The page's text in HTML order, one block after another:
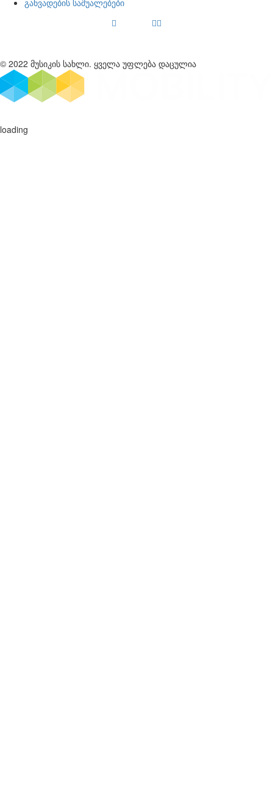
განვადების საშუალებები
© 2022 მუსიკის სახლი. ყველა უფლება დაცულია
loading